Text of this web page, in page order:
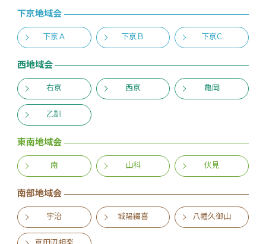
下京地域会
下京Ａ 下京Ｂ 下京C
西地域会
右京 西京 亀岡
乙訓
東南地域会
南 山科 伏見
南部地域会
宇治 城陽綴喜 八幡久御山